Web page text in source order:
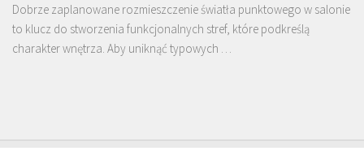
Dobrze zaplanowane rozmieszczenie światła punktowego w salonie
to klucz do stworzenia funkcjonalnych stref, które podkreślą
charakter wnętrza. Aby uniknąć typowych …